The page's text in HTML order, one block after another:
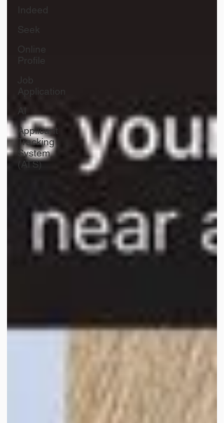
Indeed
Seek
Online
Application
AI
Applicant
Tracking
System
(ATS)